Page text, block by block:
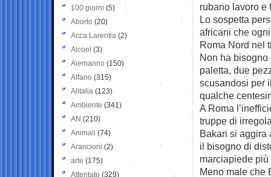
rubano lavoro e
Lo sospetta
africani che
Roma Nord nel
Non ha bisogno
paletta, due
scusandosi per
qualche
A Roma
truppe di
Bakari si aggira
il bisogno di
marciapiede
Meno male che
100 giorni (5)
Aborto (20)
Acca Larentia (2)
Alcool (3)
Alemanno (150)
Alfano (315)
Alitalia (123)
Ambiente (341)
AN (210)
Animali (74)
Arancioni (2)
arte (175)
Attentato (329)